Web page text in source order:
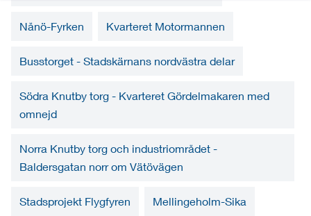
Nånö-Fyrken Kvarteret Motormannen
Busstorget - Stadskärnans nordvästra delar
Södra Knutby torg - Kvarteret Gördelmakaren med
omnejd
Norra Knutby torg och industriområdet -
Baldersgatan norr om Vätövägen
Stadsprojekt Flygfyren Mellingeholm-Sika